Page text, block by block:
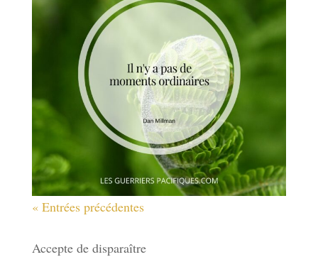
« Entrées précédentes
Accepte de disparaître